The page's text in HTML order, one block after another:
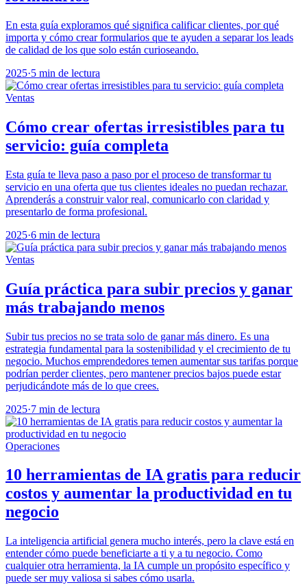
En esta guía exploramos qué significa calificar clientes, por qué
importa y cómo crear formularios que te ayuden a separar los leads
de calidad de los que solo están curioseando.
2025·5 min de lectura
Ventas
Cómo crear ofertas irresistibles para tu
servicio: guía completa
Esta guía te lleva paso a paso por el proceso de transformar tu
servicio en una oferta que tus clientes ideales no puedan rechazar.
Aprenderás a construir valor real, comunicarlo con claridad y
presentarlo de forma profesional.
2025·6 min de lectura
Ventas
Guía práctica para subir precios y ganar
más trabajando menos
Subir tus precios no se trata solo de ganar más dinero. Es una
estrategia fundamental para la sostenibilidad y el crecimiento de tu
negocio. Muchos emprendedores temen aumentar sus tarifas porque
podrían perder clientes, pero mantener precios bajos puede estar
perjudicándote más de lo que crees.
2025·7 min de lectura
Operaciones
10 herramientas de IA gratis para reducir
costos y aumentar la productividad en tu
negocio
La inteligencia artificial genera mucho interés, pero la clave está en
entender cómo puede beneficiarte a ti y a tu negocio. Como
cualquier otra herramienta, la IA cumple un propósito específico y
puede ser muy valiosa si sabes cómo usarla.